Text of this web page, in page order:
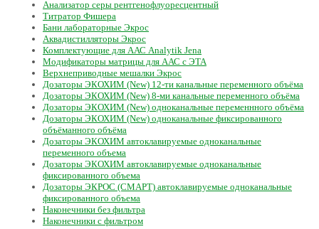
Анализатор серы рентгенофлуоресцентный
Титратор Фишера
Бани лабораторные Экрос
Аквадистилляторы Экрос
Комплектующие для ААС Analytik Jena
Модификаторы матрицы для ААС с ЭТА
Верхнеприводные мешалки Экрос
Дозаторы ЭКОХИМ (New) 12-ти канальные переменного объёма
Дозаторы ЭКОХИМ (New) 8-ми канальные переменного объёма
Дозаторы ЭКОХИМ (New) одноканальные переменнного объёма
Дозаторы ЭКОХИМ (New) одноканальные фиксированного
объёманного объёма
Дозаторы ЭКОХИМ автоклавируемые одноканальные
переменного объема
Дозаторы ЭКОХИМ автоклавируемые одноканальные
фиксированного объема
Дозаторы ЭКРОС (СМАРТ) автоклавируемые одноканальные
фиксированного объема
Наконечники без фильтра
Наконечники с фильтром